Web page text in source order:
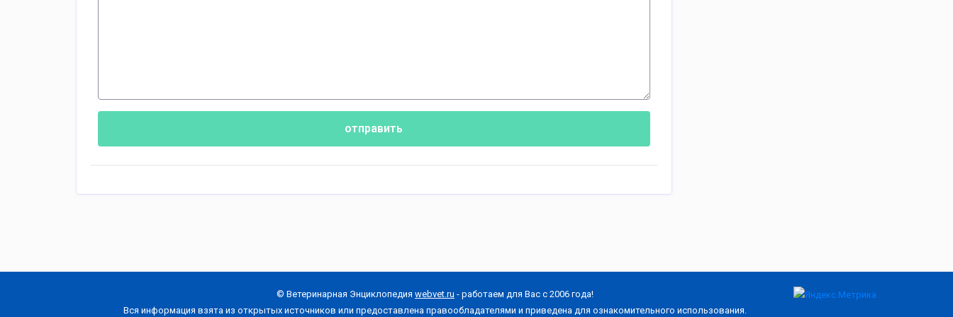
отправить
© Ветеринарная Энциклопедия webvet.ru - работаем для Вас с 2006 года!
Вся информация взята из открытых источников или предоставлена правообладателями и приведена для ознакомительного использования.